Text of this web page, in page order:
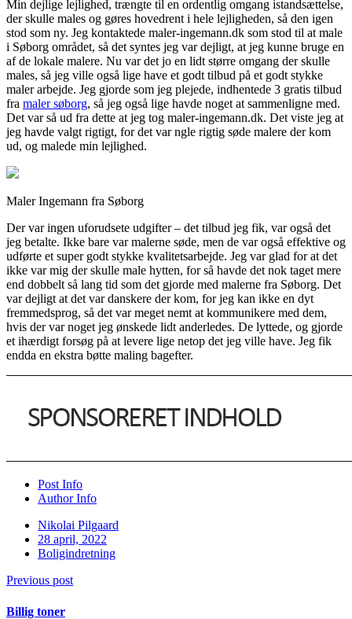
Min dejlige lejlighed, trængte til en ordentlig omgang istandsættelse,
der skulle males og gøres hovedrent i hele lejligheden, så den igen
stod som ny. Jeg kontaktede maler-ingemann.dk som stod til at male
i Søborg området, så det syntes jeg var dejligt, at jeg kunne bruge en
af de lokale malere. Nu var det jo en lidt større omgang der skulle
males, så jeg ville også lige have et godt tilbud på et godt stykke
maler arbejde. Jeg gjorde som jeg plejede, indhentede 3 gratis tilbud
fra maler søborg, så jeg også lige havde noget at sammenligne med.
Det var så ud fra dette at jeg tog maler-ingemann.dk. Det viste jeg at
jeg havde valgt rigtigt, for det var ngle rigtig søde malere der kom
ud, og malede min lejlighed.
Maler Ingemann fra Søborg
Der var ingen uforudsete udgifter – det tilbud jeg fik, var også det
jeg betalte. Ikke bare var malerne søde, men de var også effektive og
udførte et super godt stykke kvalitetsarbejde. Jeg var glad for at det
ikke var mig der skulle male hytten, for så havde det nok taget mere
end dobbelt så lang tid som det gjorde med malerne fra Søborg. Det
var dejligt at det var danskere der kom, for jeg kan ikke en dyt
fremmedsprog, så det var meget nemt at kommunikere med dem,
hvis der var noget jeg ønskede lidt anderledes. De lyttede, og gjorde
et ihærdigt forsøg på at levere lige netop det jeg ville have. Jeg fik
endda en ekstra bøtte maling bagefter.
Post Info
Author Info
Nikolai Pilgaard
28 april, 2022
Boligindretning
Previous post
Billig toner